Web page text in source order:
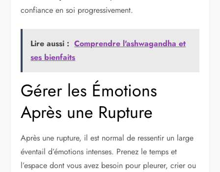
confiance en soi progressivement.
Lire aussi : Comprendre l'ashwagandha et
ses bienfaits
Gérer les Émotions
Après une Rupture
Après une rupture, il est normal de ressentir un large
éventail d’émotions intenses. Prenez le temps et
l’espace dont vous avez besoin pour pleurer, crier ou